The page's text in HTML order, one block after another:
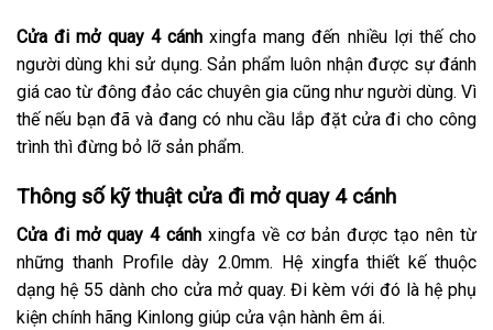
Cửa đi mở quay 4 cánhxingfa mang đến nhiều lợi thế cho
người dùng khi sử dụng. Sản phẩm luôn nhận được sự đánh
giá cao từ đông đảo các chuyên gia cũng như người dùng. Vì
thế nếu bạn đã và đang có nhu cầu lắp đặt cửa đi cho công
trình thì đừng bỏ lỡ sản phẩm.
Thông số kỹ thuật cửa đi mở quay 4 cánh
Cửa đi mở quay 4 cánh xingfa về cơ bản được tạo nên từ
những thanh Profile dày 2.0mm. Hệ xingfa thiết kế thuộc
dạng hệ 55 dành cho cửa mở quay. Đi kèm với đó là hệ phụ
kiện chính hãng Kinlong giúp cửa vận hành êm ái.